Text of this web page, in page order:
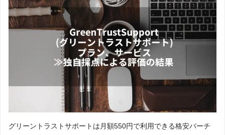
グリーントラストサポートは月額550円で利用できる格安バーチ